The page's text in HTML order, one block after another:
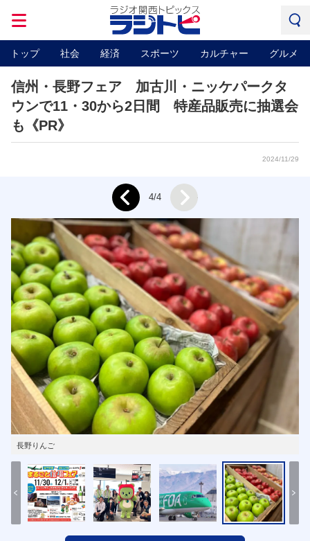
トップ 社会 経済 スポーツ カルチャー グルメ
信州・長野フェア 加古川・ニッケパークタ
ウンで11・30から2日間 特産品販売に抽選会
も《PR》
2024/11/29
長野りんご
Prev 4/4